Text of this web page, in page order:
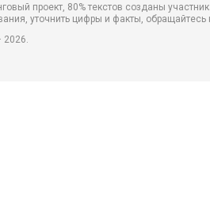
проект, 80% текстов созданы
уточнить цифры и факты,
2026.